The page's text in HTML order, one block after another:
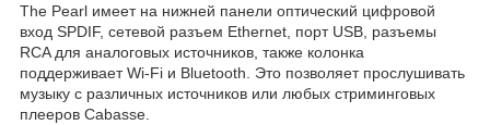
The Pearl имеет на нижней панели оптический цифровой
вход SPDIF, сетевой разъем Ethernet, порт USB, разъемы
RCA для аналоговых источников, также колонка
поддерживает Wi-Fi и Bluetooth. Это позволяет прослушивать
музыку с различных источников или любых стриминговых
плееров Cabasse.